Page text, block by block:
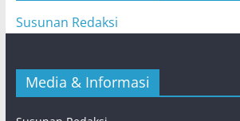
Susunan Redaksi
Media & Informasi